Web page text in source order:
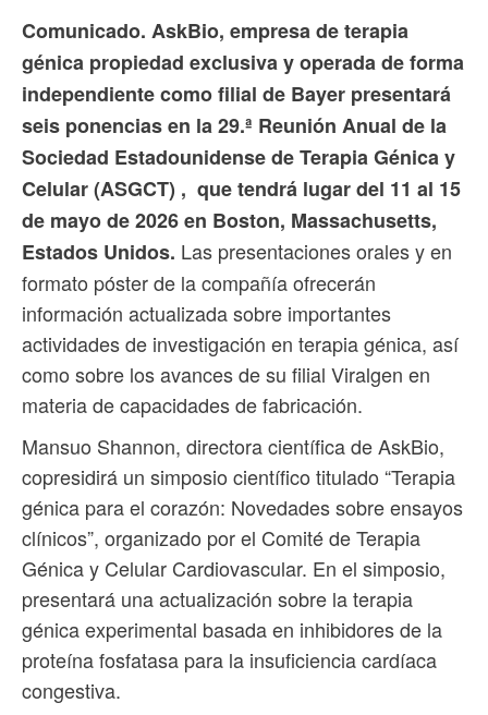
Comunicado. AskBio, empresa de terapia
génica propiedad exclusiva y operada de forma
independiente como filial de Bayer presentará
seis ponencias en la 29.ª Reunión Anual de la
Sociedad Estadounidense de Terapia Génica y
Celular (ASGCT) , que tendrá lugar del 11 al 15
de mayo de 2026 en Boston, Massachusetts,
Estados Unidos. Las presentaciones orales y en
formato póster de la compañía ofrecerán
información actualizada sobre importantes
actividades de investigación en terapia génica, así
como sobre los avances de su filial Viralgen en
materia de capacidades de fabricación.
Mansuo Shannon, directora científica de AskBio,
copresidirá un simposio científico titulado “Terapia
génica para el corazón: Novedades sobre ensayos
clínicos”, organizado por el Comité de Terapia
Génica y Celular Cardiovascular. En el simposio,
presentará una actualización sobre la terapia
génica experimental basada en inhibidores de la
proteína fosfatasa para la insuficiencia cardíaca
congestiva.